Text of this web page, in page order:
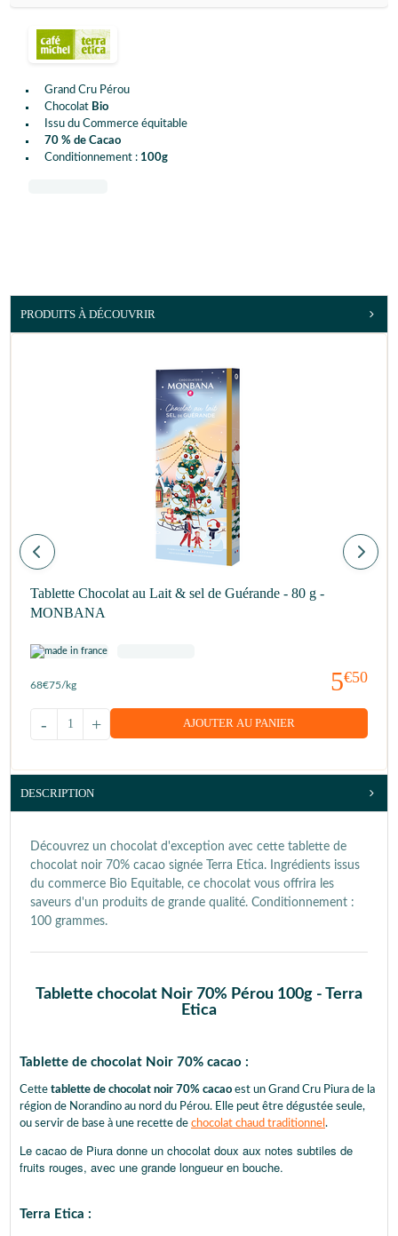
Grand Cru Pérou
Chocolat Bio
Issu du Commerce équitable
70 % de Cacao
Conditionnement : 100g
PRODUITS À DÉCOUVRIR
Tablette Chocolat au Lait & sel de Guérande - 80 g -
MONBANA
5€50
68€75/kg
+
- AJOUTER AU PANIER
DESCRIPTION
Découvrez un chocolat d'exception avec cette tablette de
chocolat noir 70% cacao signée Terra Etica. Ingrédients issus
du commerce Bio Equitable, ce chocolat vous offrira les
saveurs d'un produits de grande qualité. Conditionnement :
100 grammes.
Tablette chocolat Noir 70% Pérou 100g - Terra
Etica
Tablette de chocolat Noir 70% cacao :
Cette tablette de chocolat noir 70% cacao est un Grand Cru Piura de la
région de Norandino au nord du Pérou. Elle peut être dégustée seule,
ou servir de base à une recette de chocolat chaud traditionnel .
Le cacao de Piura donne un chocolat doux aux notes subtiles de
fruits rouges, avec une grande longueur en bouche.
Terra Etica :